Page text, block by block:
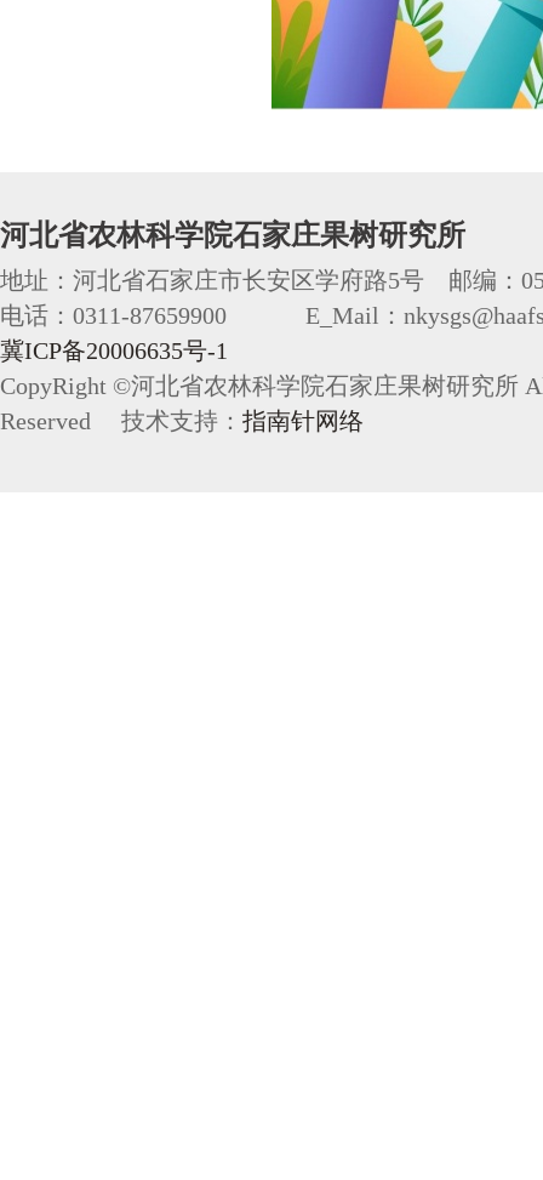
河北省农林科学院石家庄果树研究所
地址：河北省石家庄市长安区学府路5号 邮编：
电话：0311-87659900 E_Mail：
冀ICP备20006635号-1
CopyRight ©河北省农林科学院石家庄果树研究所
Reserved 技术支持： 指南针网络